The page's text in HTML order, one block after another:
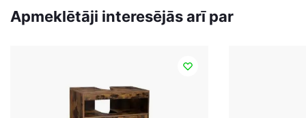
Apmeklētāji interesējās arī par